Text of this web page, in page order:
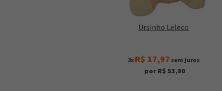
Ursinho Leleco
3x R$ 17,97 sem juros
por R$ 53,90